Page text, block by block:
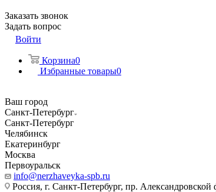
Заказать звонок
Задать вопрос
Войти
Корзина0
Избранные товары0
Ваш город
Санкт-Петербург
Санкт-Петербург
Челябинск
Екатеринбург
Москва
Первоуральск
info@nerzhaveyka-spb.ru
Россия, г. Санкт-Петербург, пр.